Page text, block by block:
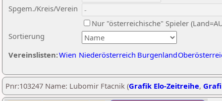
Sortierung
Spgem./Kreis/Verein
Nur "österreichische" Spieler
Vereinslisten:Wien Niederösterreich Burgenland
Pnr:103247 Name: Lubomir Ftacnik (Grafik Elo-Zeitreihe,